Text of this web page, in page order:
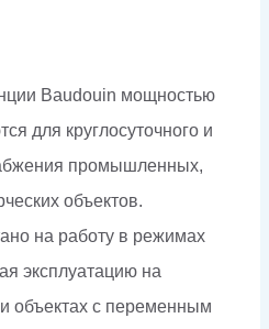
Baudouin мощностью
для круглосуточного и
промышленных,
объектов.
на работу в режимах
эксплуатацию на
объектах с переменным